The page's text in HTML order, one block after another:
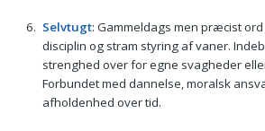
Selvtugt: Gammeldags men præcist
disciplin og stram styring af vaner.
strenghed over for egne svagheder
Forbundet med dannelse, moralsk
afholdenhed over tid.